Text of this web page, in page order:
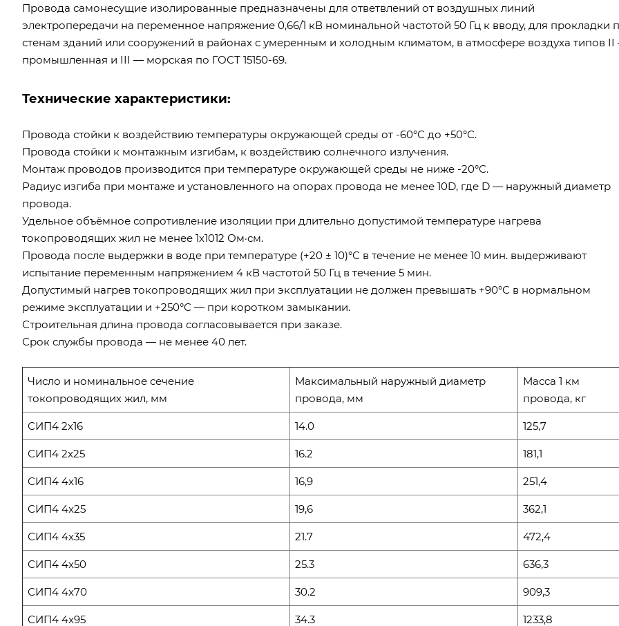
Провода самонесущие изолированные предназначены для ответвлений от воздушных линий
электропередачи на переменное напряжение 0,66/1 кВ номинальной частотой 50 Гц к вводу, для прокладки
стенам зданий или сооружений в районах с умеренным и холодным климатом, в атмосфере воздуха типов
промышленная и III — морская по ГОСТ 15150-69.
Технические характеристики:
Провода стойки к воздействию температуры окружающей среды от -60°С до +50°С.
Провода стойки к монтажным изгибам, к воздействию солнечного излучения.
Монтаж проводов производится при температуре окружающей среды не ниже -20°С.
Радиус изгиба при монтаже и установленного на опорах провода не менее 10D, где D — наружный диаметр
провода.
Удельное объёмное сопротивление изоляции при длительно допустимой температуре нагрева
токопроводящих жил не менее 1х1012 Ом·см.
Провода после выдержки в воде при температуре (+20 ± 10)°С в течение не менее 10 мин. выдерживают
испытание переменным напряжением 4 кВ частотой 50 Гц в течение 5 мин.
Допустимый нагрев токопроводящих жил при эксплуатации не должен превышать +90°С в нормальном
режиме эксплуатации и +250°С — при коротком замыкании.
Строительная длина провода согласовывается при заказе.
Срок службы провода — не менее 40 лет.
Число и номинальное сечение
токопроводящих жил, мм
Максимальный наружный диаметр
провода, мм
Масса 1 км
провода, кг
СИП4 2x16 14.0 125,7
СИП4 2x25 16.2 181,1
СИП4 4x16 16,9 251,4
СИП4 4x25 19,6 362,1
СИП4 4x35 21.7 472,4
СИП4 4x50 25.3 636,3
СИП4 4x70 30.2 909,3
СИП4 4x95 34.3 1233,8